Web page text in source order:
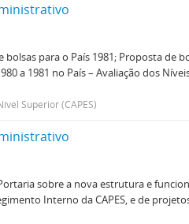
para o País 1981; Proposta de
a 1981 no País – Avaliação dos
Superior (CAPES)
sobre a nova estrutura e
Interno da CAPES, e de